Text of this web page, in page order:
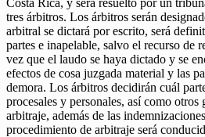
Costa Rica, y será resuelto por un
tres árbitros. Los árbitros serán
arbitral se dictará por escrito, será
partes e inapelable, salvo el recurso de
vez que el laudo se haya dictado y se
efectos de cosa juzgada material y las
demora. Los árbitros decidirán cuál
procesales y personales, así como otros
arbitraje, además de las
procedimiento de arbitraje será